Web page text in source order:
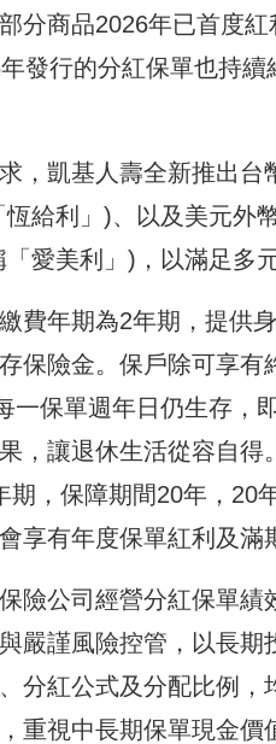
分商品2026年已首度
發行的分紅保單也持
，凱基人壽全新推出台
恆給利」)、以及美元外
「愛美利」)，以滿足多
費年期為2年期，提供
保險金。保戶除可享
一保單週年日仍生存，
，讓退休生活從容自
期，保障期間20年，20
享有年度保單紅利及滿
險公司經營分紅保單
嚴謹風險控管，以長期
分紅公式及分配比例
重視中長期保單現金